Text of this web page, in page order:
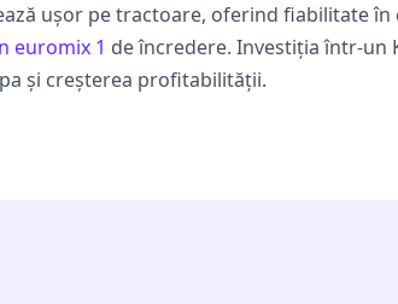
ușor pe tractoare, oferind fiabilitate în
euromix 1 de încredere. Investiția într-un
și creșterea profitabilității.